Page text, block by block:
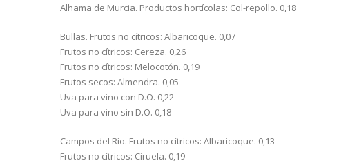
Alhama de Murcia. Productos hortícolas: Col-repollo. 0,18
Bullas. Frutos no cítricos: Albaricoque. 0,07
Frutos no cítricos: Cereza. 0,26
Frutos no cítricos: Melocotón. 0,19
Frutos secos: Almendra. 0,05
Uva para vino con D.O. 0,22
Uva para vino sin D.O. 0,18
Campos del Río. Frutos no cítricos: Albaricoque. 0,13
Frutos no cítricos: Ciruela. 0,19